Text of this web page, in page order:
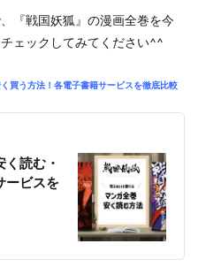
『戦国妖狐』の漫画全巻を今
ェックしてみてください^^
買う方法！各電子書籍サービスを徹底比較
読む・
ービスを